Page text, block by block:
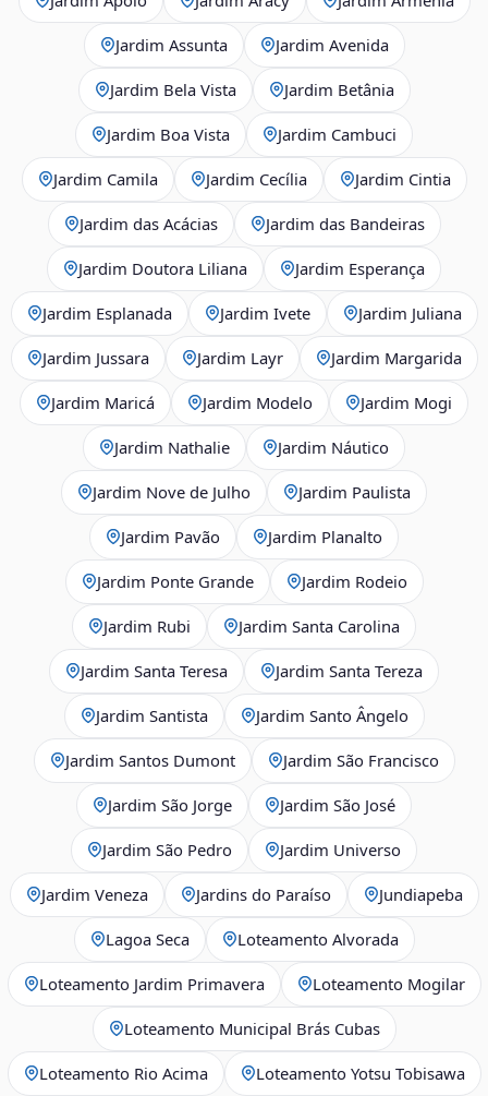
Jardim Assunta Jardim Avenida
Jardim Bela Vista Jardim Betânia
Jardim Boa Vista Jardim Cambuci
Jardim Camila Jardim Cecília Jardim Cintia
Jardim das Acácias Jardim das Bandeiras
Jardim Doutora Liliana Jardim Esperança
Jardim Esplanada Jardim Ivete Jardim Juliana
Jardim Jussara Jardim Layr Jardim Margarida
Jardim Maricá Jardim Modelo Jardim Mogi
Jardim Nathalie Jardim Náutico
Jardim Nove de Julho Jardim Paulista
Jardim Pavão Jardim Planalto
Jardim Ponte Grande Jardim Rodeio
Jardim Rubi Jardim Santa Carolina
Jardim Santa Teresa Jardim Santa Tereza
Jardim Santista Jardim Santo Ângelo
Jardim Santos Dumont Jardim São Francisco
Jardim São Jorge Jardim São José
Jardim São Pedro Jardim Universo
Jardim Veneza Jardins do Paraíso Jundiapeba
Lagoa Seca Loteamento Alvorada
Loteamento Jardim Primavera Loteamento Mogilar
Loteamento Municipal Brás Cubas
Loteamento Rio Acima Loteamento Yotsu Tobisawa